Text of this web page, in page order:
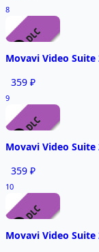
8
Movavi Video Suite
359 ₽
9
Movavi Video Suite
359 ₽
10
Movavi Video Suite